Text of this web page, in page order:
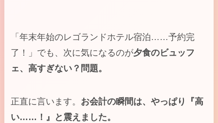
「年末年始のレゴランドホテル宿泊……予約完
了！」でも、次に気になるのが夕食のビュッフ
ェ、高すぎない？問題。
正直に言います。 お会計の瞬間は、やっぱり『高
い……！』と震えました。